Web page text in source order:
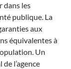
dans les
publique. La
aux
équivalentes à
Un
l’agence